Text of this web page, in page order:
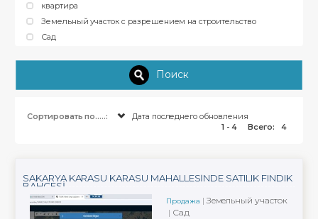
квартира
Земельный участок с разрешением на строительство
Сад
Поиск
Сортировать по.....:
Дата последнего обновления
1 - 4
Всего: 4
SAKARYA KARASU KARASU MAHALLESİNDE SATILIK FINDIK
BAHÇESİ
Продажа
Земельный участок
Сад